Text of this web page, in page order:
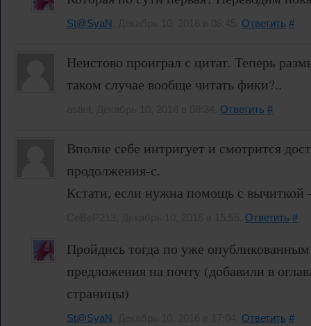
St@SyaN Ответить #
Неистово проиграл с цитат. Теперь
таком случае вообще читать фики?..
Ответить #
Вполне себе интригует и смотрится
продолжения-с.
Кстати, если нужна помощь с
Ответить #
Пройдись тогда по уже
предложения на почту (добавили в
страницы)
St@SyaN Ответить #